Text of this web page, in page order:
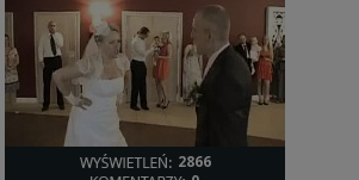
organizacyjne i finansowe realizacji
moja praca podczas uroczystości,
uzgadniamy treść, charakter i długość
to w sposób bardzo dokładny.
i późniejszego montażu oraz
2866